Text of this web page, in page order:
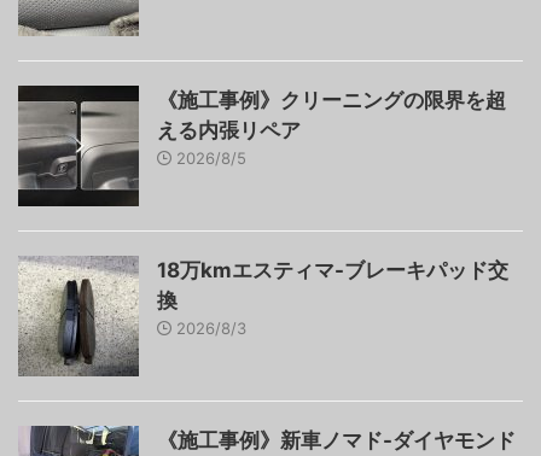
《施工事例》クリーニングの限界を超
える内張リペア
2026/8/5
18万kmエスティマ-ブレーキパッド交
換
2026/8/3
《施工事例》新車ノマド-ダイヤモンド